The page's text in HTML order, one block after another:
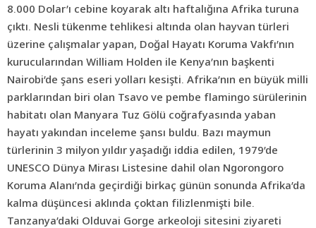
8.000 Dolar’ı cebine koyarak altı haftalığına Afrika turuna
çıktı. Nesli tükenme tehlikesi altında olan hayvan türleri
üzerine çalışmalar yapan, Doğal Hayatı Koruma Vakfı’nın
kurucularından William Holden ile Kenya’nın başkenti
Nairobi’de şans eseri yolları kesişti. Afrika’nın en büyük milli
parklarından biri olan Tsavo ve pembe flamingo sürülerinin
habitatı olan Manyara Tuz Gölü coğrafyasında yaban
hayatı yakından inceleme şansı buldu. Bazı maymun
türlerinin 3 milyon yıldır yaşadığı iddia edilen, 1979’de
UNESCO Dünya Mirası Listesine dahil olan Ngorongoro
Koruma Alanı’nda geçirdiği birkaç günün sonunda Afrika’da
kalma düşüncesi aklında çoktan filizlenmişti bile.
Tanzanya’daki Olduvai Gorge arkeoloji sitesini ziyareti